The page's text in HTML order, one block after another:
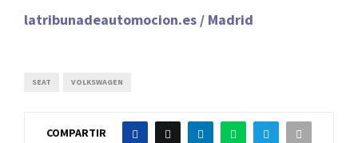
latribunadeautomocion.es / Madrid
SEAT VOLKSWAGEN
COMPARTIR